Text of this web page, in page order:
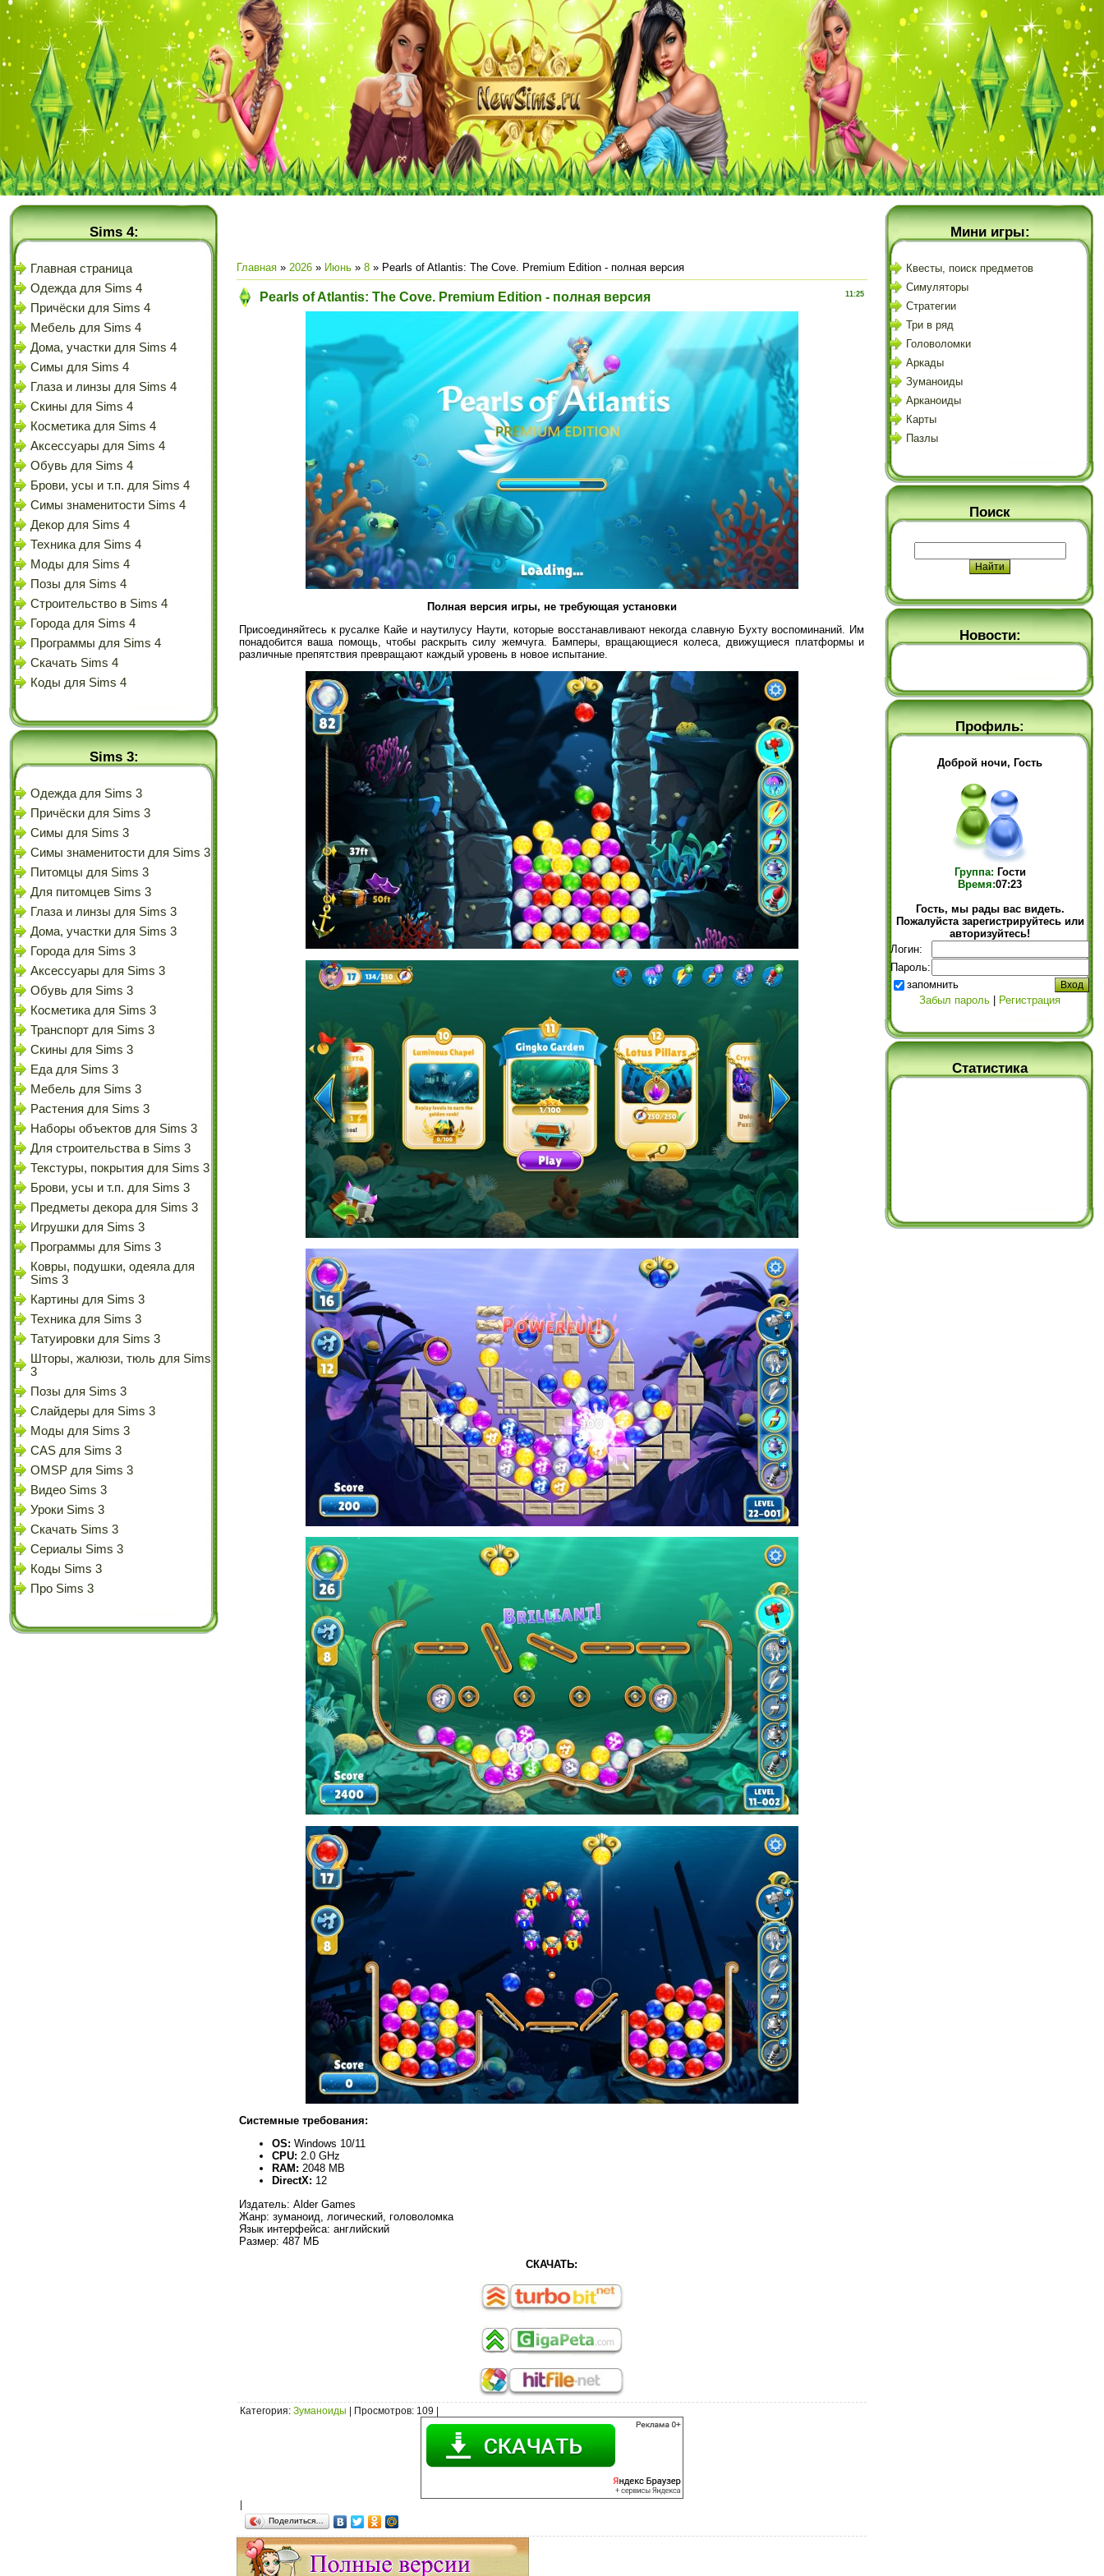
Sims 4:
Главная страница
Одежда для Sims 4
Причёски для Sims 4
Мебель для Sims 4
Дома, участки для Sims 4
Симы для Sims 4
Глаза и линзы для Sims 4
Скины для Sims 4
Косметика для Sims 4
Аксессуары для Sims 4
Обувь для Sims 4
Брови, усы и т.п. для Sims 4
Симы знаменитости Sims 4
Декор для Sims 4
Техника для Sims 4
Моды для Sims 4
Позы для Sims 4
Строительство в Sims 4
Города для Sims 4
Программы для Sims 4
Скачать Sims 4
Коды для Sims 4
Sims 3:
Одежда для Sims 3
Причёски для Sims 3
Симы для Sims 3
Симы знаменитости для Sims 3
Питомцы для Sims 3
Для питомцев Sims 3
Глаза и линзы для Sims 3
Дома, участки для Sims 3
Города для Sims 3
Аксессуары для Sims 3
Обувь для Sims 3
Косметика для Sims 3
Транспорт для Sims 3
Скины для Sims 3
Еда для Sims 3
Мебель для Sims 3
Растения для Sims 3
Наборы объектов для Sims 3
Для строительства в Sims 3
Текстуры, покрытия для Sims 3
Брови, усы и т.п. для Sims 3
Предметы декора для Sims 3
Игрушки для Sims 3
Программы для Sims 3
Ковры, подушки, одеяла для
Sims 3
Картины для Sims 3
Техника для Sims 3
Татуировки для Sims 3
Шторы, жалюзи, тюль для Sims
3
Позы для Sims 3
Слайдеры для Sims 3
Моды для Sims 3
CAS для Sims 3
OMSP для Sims 3
Видео Sims 3
Уроки Sims 3
Скачать Sims 3
Сериалы Sims 3
Коды Sims 3
Про Sims 3
Главная » 2026 » Июнь » 8 » Pearls of Atlantis: The Cove. Premium Edition - полная версия
11:25
Pearls of Atlantis: The Cove. Premium Edition - полная версия
Полная версия игры, не требующая установки
Присоединяйтесь к русалке Кайе и наутилусу Наути, которые восстанавливают некогда славную Бухту воспоминаний. Им
понадобится ваша помощь, чтобы раскрыть силу жемчуга. Бамперы, вращающиеся колеса, движущиеся платформы и
различные препятствия превращают каждый уровень в новое испытание.
Системные требования:
OS: Windows 10/11
CPU: 2.0 GHz
RAM: 2048 MB
DirectX: 12
Издатель: Alder Games
Жанр: зуманоид, логический, головоломка
Язык интерфейса: английский
Размер: 487 МБ
СКАЧАТЬ:
Категория: Зуманоиды Просмотров: 109 |
Поделиться…
Мини игры:
Квесты, поиск предметов
Симуляторы
Стратегии
Три в ряд
Головоломки
Аркады
Зуманоиды
Арканоиды
Карты
Пазлы
Поиск
Новости:
Профиль:
Доброй ночи, Гость
Группа: Гости
Время:07:23
Гость, мы рады вас видеть.
Пожалуйста зарегистрируйтесь или
авторизуйтесь!
Логин:
Пароль:
запомнить
Забыл пароль
Регистрация
Статистика